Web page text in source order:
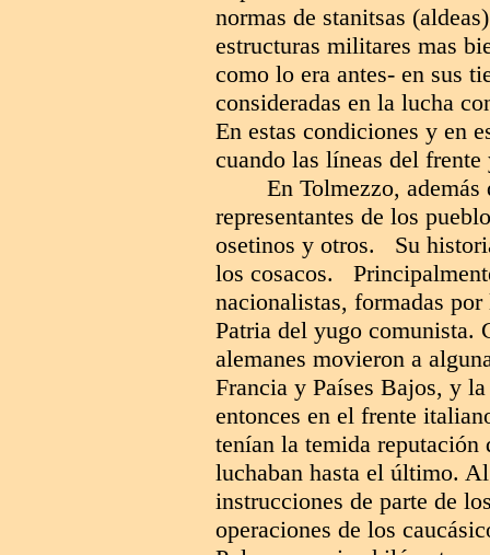
normas de stanitsas
estructuras militares mas
como lo era antes- en sus
consideradas en la lucha
En estas condiciones y en
cuando las líneas del
En Tolmezzo,
representantes de los
osetinos y otros. Su
los cosacos.
nacionalistas, formadas
Patria del yugo comunista.
alemanes movieron a
Francia y Países Bajos, y
entonces en el frente
tenían la temida reputación
luchaban hasta el último.
instrucciones de parte de
operaciones de los